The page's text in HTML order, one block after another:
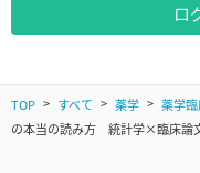
ロ
TOP すべて 薬学 薬学
の本当の読み方 統計学×臨床論